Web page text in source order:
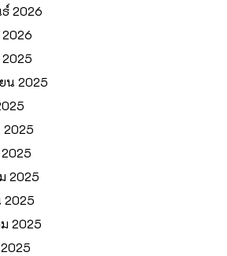
2026
น 2025
2025
2025
2025
2025